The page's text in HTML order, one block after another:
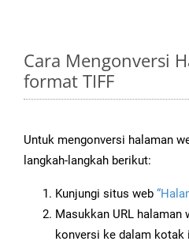
Cara Mengonversi
format TIFF
Untuk mengonversi halaman
langkah-langkah berikut:
Kunjungi situs web
Masukkan URL halaman
konversi ke dalam kotak